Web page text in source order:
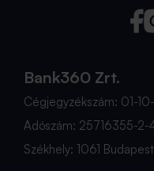
Bank360 Zrt.
Cégjegyzékszám: 01-
Adószám: 25716355-2-
Székhely: 1061